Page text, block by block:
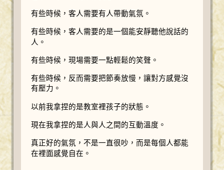
有些時候，客人需要有人帶動氣氛。
有些時候，客人需要的是一個能安靜聽他說話的
人。
有些時候，現場需要一點輕鬆的笑聲。
有些時候，反而需要把節奏放慢，讓對方感覺沒
有壓力。
以前我拿捏的是教室裡孩子的狀態。
現在我拿捏的是人與人之間的互動溫度。
真正好的氣氛，不是一直很吵，而是每個人都能
在裡面感覺自在。